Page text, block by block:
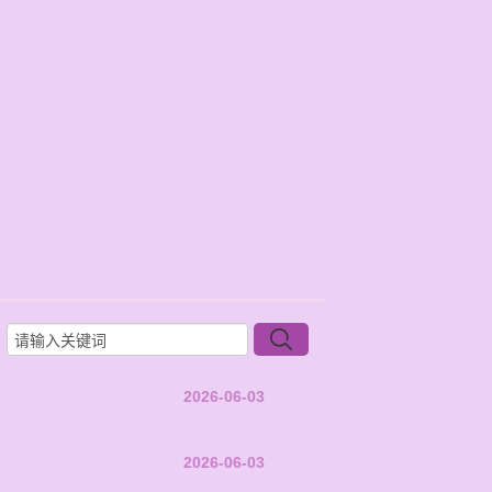
2026-06-03
2026-06-03